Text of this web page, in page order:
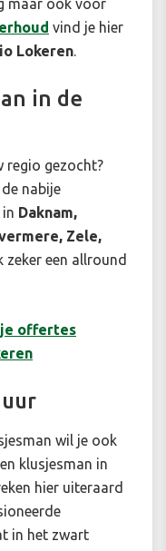
maar ook voor
vind je hier
Lokeren.
in de
regio gezocht?
nabije
Daknam,
Zele,
een allround
offertes
wil je ook
klusjesman in
hier uiteraard
in het zwart